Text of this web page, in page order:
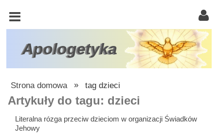
Apologetyka
KOŚCIÓŁ
KATOLICKI
TRÓJCA
ŚWIĘTA
ATEIZM
ŚWIADKOWIE
JEHOWY
Strona domowa » tag dzieci
Artykuły do tagu: dzieci
Literalna rózga przeciw dzieciom w organizacji Świadków
Jehowy